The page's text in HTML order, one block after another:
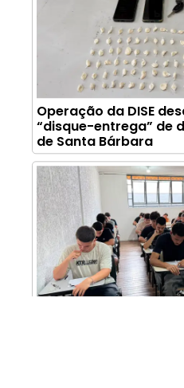
Operação da DISE
“disque-entrega” de
de Santa Bárbara
Anunciar ou